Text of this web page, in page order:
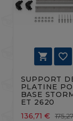
 
SUPPORT
PLATINE
BASE
ET 2620
136,71 €